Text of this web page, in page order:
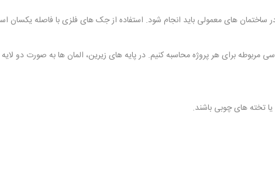
ساختمان های معمولی باید انجام شود. استفاده از جک های فلزی با فاصله یکسان
مربوطه برای هر پروژه محاسبه کنیم. در پایه های زیرین، المان ها به صورت دو
تخته های چوبی باشند.